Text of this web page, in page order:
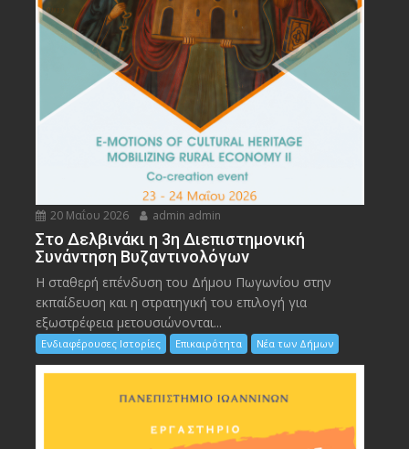
20 Μαΐου 2026 admin admin
Στο Δελβινάκι η 3η Διεπιστημονική
Συνάντηση Βυζαντινολόγων
Η σταθερή επένδυση του Δήμου Πωγωνίου στην
εκπαίδευση και η στρατηγική του επιλογή για
εξωστρέφεια μετουσιώνονται...
Ενδιαφέρουσες Ιστορίες Επικαιρότητα Νέα των Δήμων